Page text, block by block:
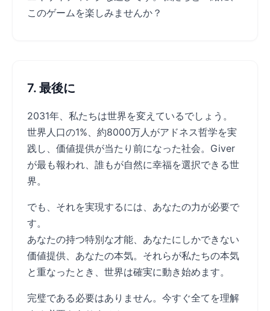
このゲームを楽しみませんか？
7. 最後に
2031年、私たちは世界を変えているでしょう。
世界人口の1%、約8000万人がアドネス哲学を実
践し、価値提供が当たり前になった社会。Giver
が最も報われ、誰もが自然に幸福を選択できる世
界。
でも、それを実現するには、あなたの力が必要で
す。
あなたの持つ特別な才能、あなたにしかできない
価値提供、あなたの本気。それらが私たちの本気
と重なったとき、世界は確実に動き始めます。
完璧である必要はありません。今すぐ全てを理解